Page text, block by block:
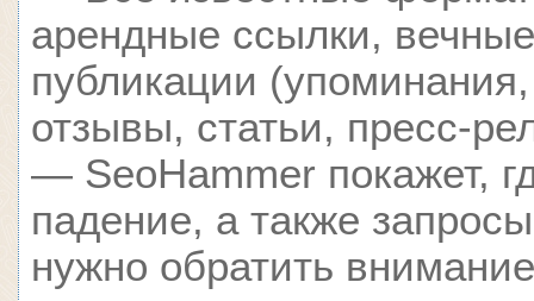
арендные ссылки,
публикации
отзывы, статьи, пресс-
— SeoHammer покажет,
падение, а также
нужно обратить